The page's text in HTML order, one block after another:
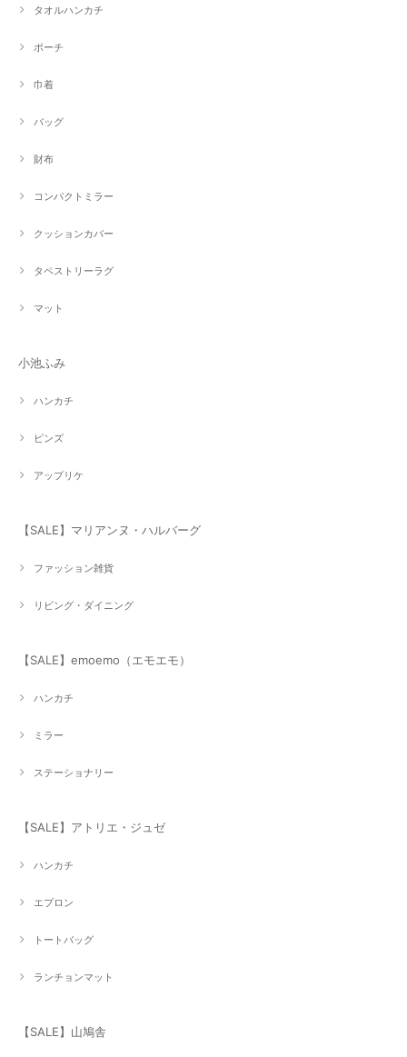
タオルハンカチ
ポーチ
巾着
バッグ
財布
コンパクトミラー
クッションカバー
タペストリーラグ
マット
小池ふみ
ハンカチ
ピンズ
アップリケ
【SALE】マリアンヌ・ハルバーグ
ファッション雑貨
リビング・ダイニング
【SALE】emoemo（エモエモ）
ハンカチ
ミラー
ステーショナリー
【SALE】アトリエ・ジュゼ
ハンカチ
エプロン
トートバッグ
ランチョンマット
【SALE】山鳩舎